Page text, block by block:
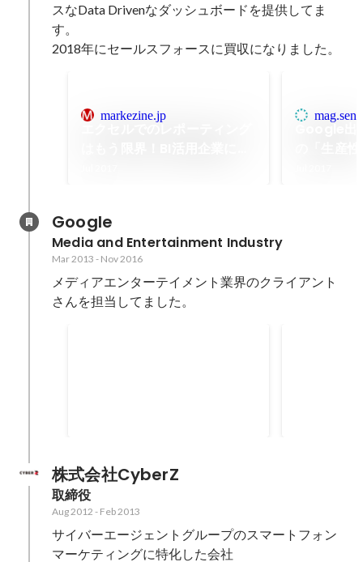
スなData Drivenなダッシュボードを提供してま
す。
2018年にセールスフォースに買収になりました。
markezine.jp
Google
Media and Entertainment Industry
Mar 2013 - Nov 2016
メディアエンターテイメント業界のクライアント
さんを担当してました。
株式会社CyberZ
取締役
Aug 2012 - Feb 2013
サイバーエージェントグループのスマートフォン
マーケティングに特化した会社